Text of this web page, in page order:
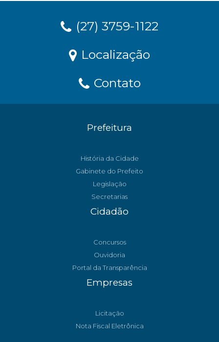
(27) 3759-1122
Localização
Contato
Prefeitura
História da Cidade
Gabinete do Prefeito
Legislação
Secretarias
Cidadão
Concursos
Ouvidoria
Portal da Transparência
Empresas
Licitação
Nota Fiscal Eletrônica